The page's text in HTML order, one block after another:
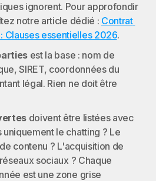
ignorent. Pour approfondir
notre article dédié : Contrat
Clauses essentielles 2026.
est la base : nom de
SIRET, coordonnées du
légal. Rien ne doit être
doivent être listées avec
le chatting ? Le
contenu ? L'acquisition de
sociaux ? Chaque
est une zone grise